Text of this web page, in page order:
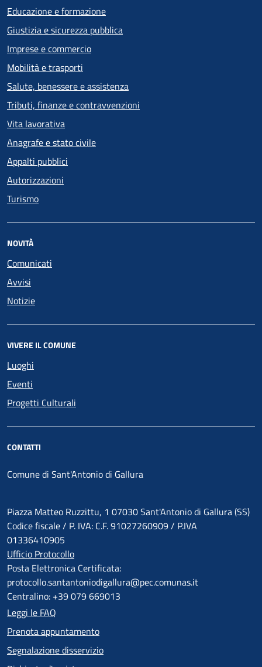
Educazione e formazione
Giustizia e sicurezza pubblica
Imprese e commercio
Mobilità e trasporti
Salute, benessere e assistenza
Tributi, finanze e contravvenzioni
Vita lavorativa
Anagrafe e stato civile
Appalti pubblici
Autorizzazioni
Turismo
NOVITÀ
Comunicati
Avvisi
Notizie
VIVERE IL COMUNE
Luoghi
Eventi
Progetti Culturali
CONTATTI
Comune di Sant'Antonio di Gallura
Piazza Matteo Ruzzittu, 1 07030 Sant'Antonio di Gallura (SS)
Codice fiscale / P. IVA: C.F. 91027260909 / P.IVA
01336410905
Ufficio Protocollo
Posta Elettronica Certificata:
protocollo.santantoniodigallura@pec.comunas.it
Centralino: +39 079 669013
Leggi le FAQ
Prenota appuntamento
Segnalazione disservizio